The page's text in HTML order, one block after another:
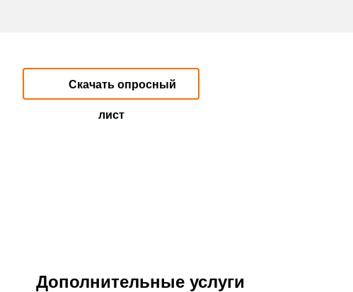
Скачать опросный
лист
Дополнительные услуги